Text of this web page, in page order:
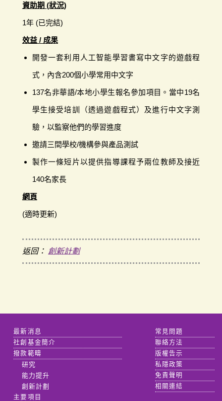
資助期 (狀況)
1年 (已完結)
效益 / 成果
開發一套利用人工智能學習書寫中文字的遊戲程
式，內含200個小學常用中文字
137名非華語/本地小學生報名參加項目。當中19名
學生接受培訓（透過遊戲程式）及進行中文字測
驗，以監察他們的學習進度
邀請三間學校/機構參與產品測試
製作一條短片以提供指導課程予兩位教師及接近
140名家長
網頁
(適時更新)
返回： 創新計劃
最新消息
社創基金簡介
撥款範疇
研究
能力提升
創新計劃
主要項目
常見問題
聯絡方法
版權告示
私隱政策
免責聲明
相關連結